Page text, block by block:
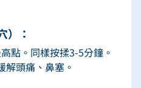
）：
解頭痛、鼻塞。